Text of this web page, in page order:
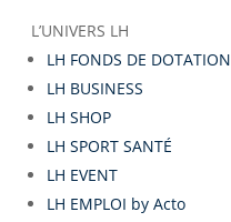
L’UNIVERS LH
LH FONDS DE DOTATION
LH BUSINESS
LH SHOP
LH SPORT SANTÉ
LH EVENT
LH EMPLOI by Acto